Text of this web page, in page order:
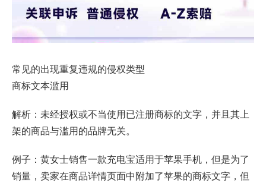
常见的出现重复违规的侵权类型
商标文本滥用
解析：未经授权或不当使用已注册商标的文字，并且其上
架的商品与滥用的品牌无关。
例子：黄女士销售一款充电宝适用于苹果手机，但是为了
销量，卖家在商品详情页面中附加了苹果的商标文字，但